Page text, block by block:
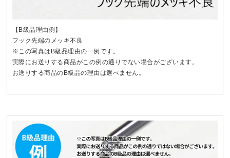
【B級品理由例】
フック先端のメッキ不良
※この写真はB級品理由の一例です。
実際にお送りする商品がこの例の通りでない場合がございます。
お送りする商品のB級品の理由は選べません。